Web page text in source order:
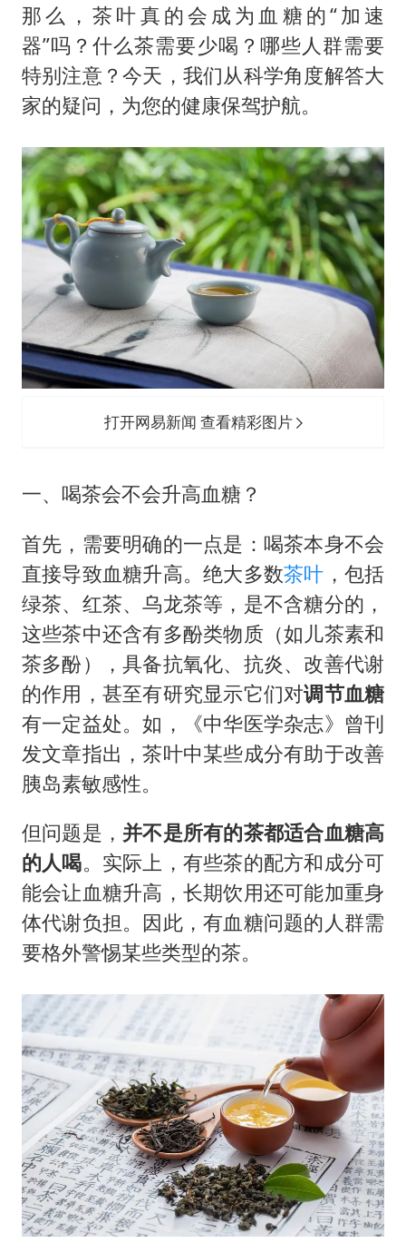
胡彦斌韩磊 谁帮谁
夯实基础开新局
那么，茶叶真的会成为血糖的“加速
器”吗？什么茶需要少喝？哪些人群需要
特别注意？今天，我们从科学角度解答大
家的疑问，为您的健康保驾护航。
打开网易新闻 查看精彩图片
一、喝茶会不会升高血糖？
首先，需要明确的一点是：喝茶本身不会
直接导致血糖升高。绝大多数茶叶 ，包括
绿茶、红茶、乌龙茶等，是不含糖分的，
这些茶中还含有多酚类物质（如儿茶素和
茶多酚），具备抗氧化、抗炎、改善代谢
的作用，甚至有研究显示它们对调节血糖
有一定益处。如，《中华医学杂志》曾刊
发文章指出，茶叶中某些成分有助于改善
胰岛素敏感性。
但问题是， 并不是所有的茶都适合血糖高
的人喝。实际上，有些茶的配方和成分可
能会让血糖升高，长期饮用还可能加重身
体代谢负担。因此，有血糖问题的人群需
要格外警惕某些类型的茶。